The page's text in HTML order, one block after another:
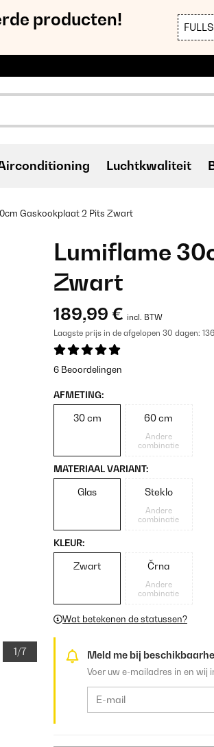
producten!
Luchtkwaliteit
Gaskookplaat 2 Pits Zwart
1/7
Lumiflame
Zwart
189,99 € incl. BTW
Laagste prijs in de afgelopen 30 dagen:
6 Beoordelingen
AFMETING:
30 cm 60 cm
Andere
combinatie
MATERIAAL VARIANT:
Glas Steklo
Andere
combinatie
KLEUR:
Zwart Črna
Andere
combinatie
Wat betekenen de statussen?
Meld me bij
Voer uw e-mailadres in en wij